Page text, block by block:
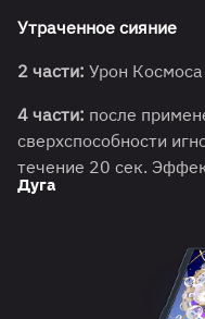
Утраченное сияние
2 части: Урон
4 части: после
сверхспособности
течение 20 сек.
Дуга